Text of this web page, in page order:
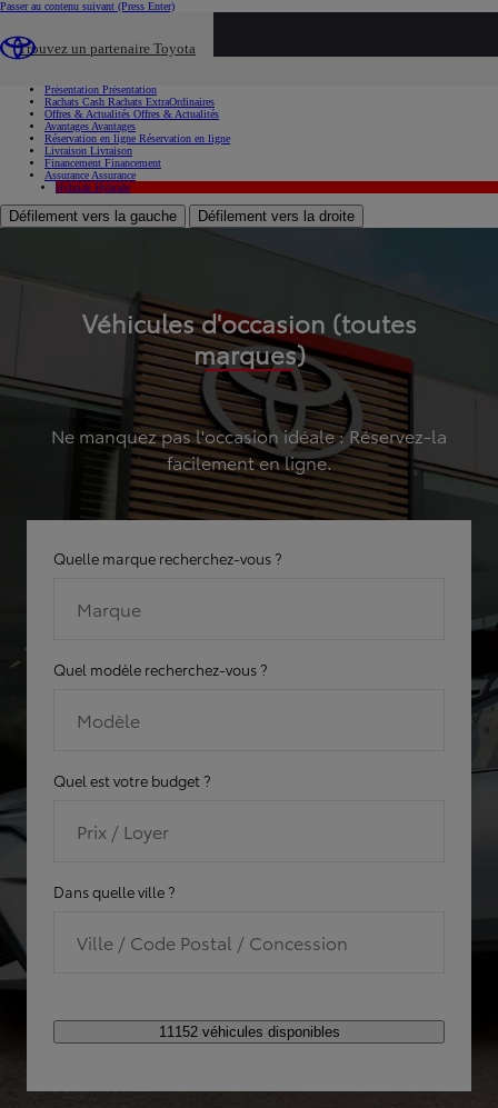
Passer au contenu suivant (Press Enter)
Trouvez un partenaire Toyota
Présentation Présentation
Rachats Cash Rachats ExtraOrdinaires
Offres & Actualités Offres & Actualités
Avantages Avantages
Réservation en ligne Réservation en ligne
Livraison Livraison
Financement Financement
Assurance Assurance
Hybride Hybride
Défilement vers la gauche Défilement vers la droite
Véhicules d'occasion (toutes
marques)
Ne manquez pas l'occasion idéale : Réservez-la
facilement en ligne.
Quelle marque recherchez-vous ?
Marque
Quel modèle recherchez-vous ?
Modèle
Quel est votre budget ?
Prix / Loyer
Dans quelle ville ?
Ville / Code Postal / Concession
11152 véhicules disponibles